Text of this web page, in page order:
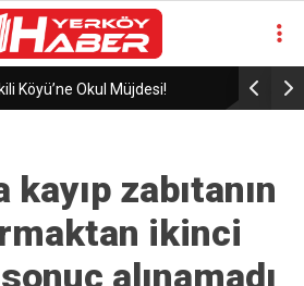
29 Yıllık
kayıp zabıtanın
ikinci
alınamadı